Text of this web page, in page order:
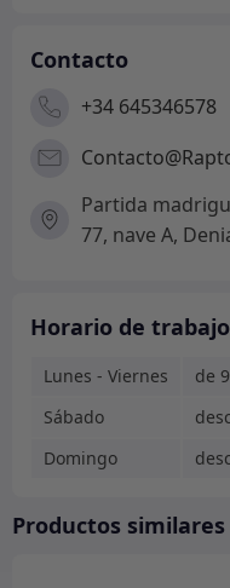
Contacto
+34 645346578
Partida
77, nave A,
Horario de trabajo
Lunes - Viernes
de
Sábado
Domingo
Productos similares